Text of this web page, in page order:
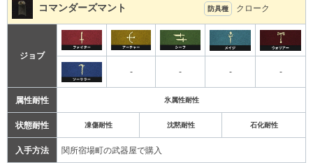
コマンダーズマント 防具種 クローク
ジョブ
-
- - -
属性耐性 氷属性耐性
状態耐性 凍傷耐性 沈黙耐性 石化耐性
入手方法 関所宿場町の武器屋で購入